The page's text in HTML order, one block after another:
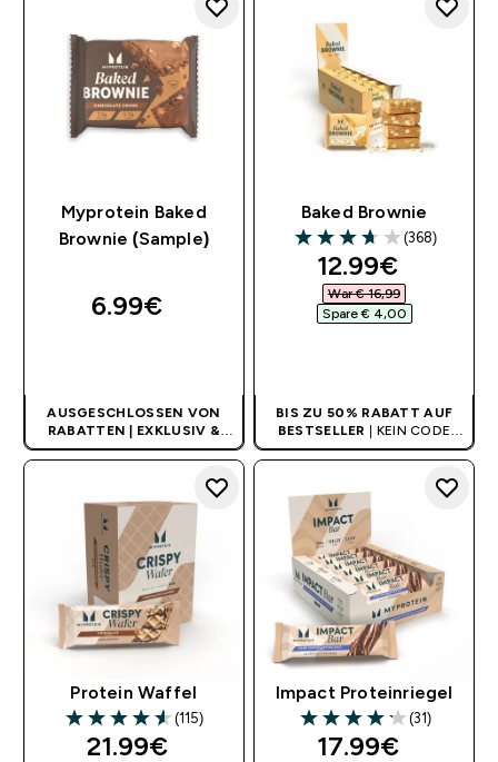
Myprotein Baked
Brownie (Sample)
6.99€‎
AUSGESCHLOSSEN VON
RABATTEN | EXKLUSIV &
LIMITIERT
Baked Brownie
3.7 out of 5 stars
(368)
discounted
12.99€‎
War € 16,99‎
Spare € 4,00‎
BIS ZU 50% RABATT AUF
BESTSELLER
| KEIN CODE
BENÖTIGT
Protein Waffel
4.56 out of 5 stars
(115)
discounted price
21.99€‎
Impact Proteinriegel
4.19 out of 5 stars
(31)
discounted
17.99€‎